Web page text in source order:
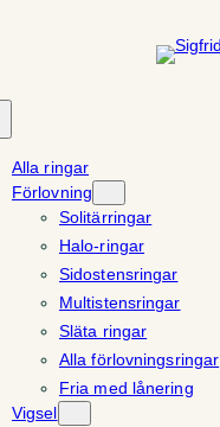
Alla ringar
Förlovning
Solitärringar
Halo-ringar
Sidostensringar
Multistensringar
Släta ringar
Alla förlovningsringar
Fria med lånering
Vigsel